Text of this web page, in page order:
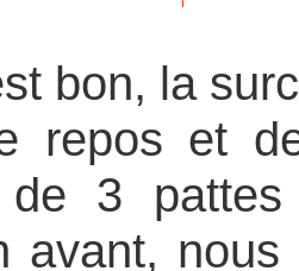
bon, la
repos et
de 3
avant,